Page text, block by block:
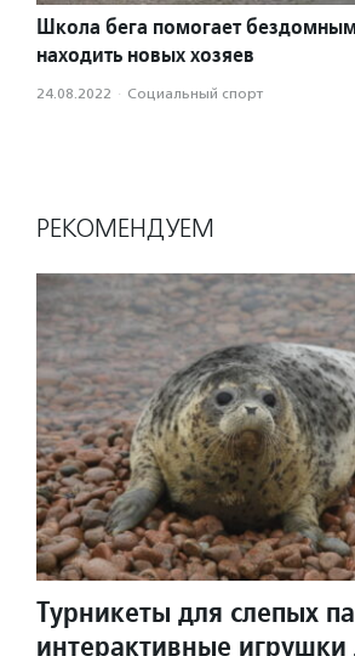
Школа бега помогает
находить новых хозяев
24.08.2022 · Социальный спорт
РЕКОМЕНДУЕМ
Турникеты для слепых
интерактивные игрушки